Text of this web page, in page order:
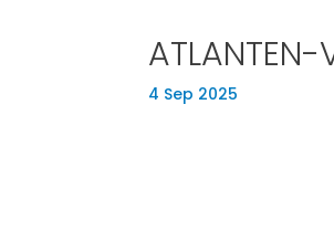
ATLANTEN-
4 Sep 2025